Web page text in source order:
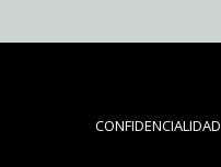
CONFIDENCIALIDAD